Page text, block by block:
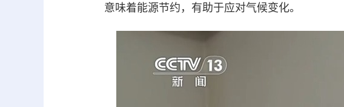
意味着能源节约，有助于应对气候变化。